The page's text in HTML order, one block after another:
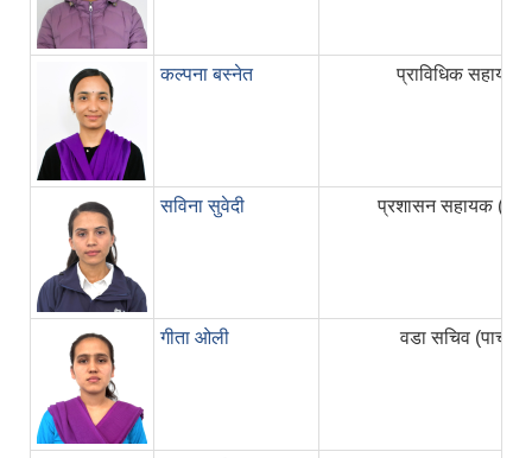
कल्पना बस्नेत प्राविधिक सहायक
सविना सुवेदी प्रशासन सहायक
गीता ओली वडा सचिव (पाचौं)